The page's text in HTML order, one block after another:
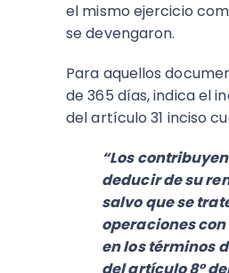
el mismo ejercicio
se devengaron.
Para aquellos
de 365 días, indica el
del artículo 31 inciso
“Los
deducir de su
salvo que se
operaciones
en los términos